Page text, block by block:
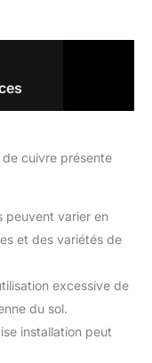
de cuivre présente
peuvent varier en
et des variétés de
excessive de
du sol.
installation peut